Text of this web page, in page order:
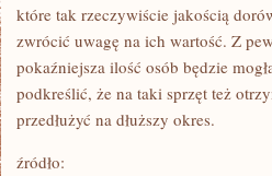
które tak rzeczywiście jakością
zwrócić uwagę na ich wartość. Z
pokaźniejsza ilość osób będzie
podkreślić, że na taki sprzęt też
przedłużyć na dłuższy okres.
źródło: